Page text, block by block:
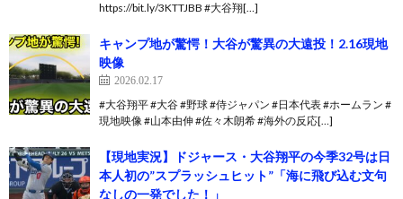
https://bit.ly/3KTTJBB #大谷翔[…]
キャンプ地が驚愕！大谷が驚異の大遠投！2.16現地
映像
2026.02.17
#大谷翔平 #大谷 #野球 #侍ジャパン #日本代表 #ホームラン #
現地映像 #山本由伸 #佐々木朗希 #海外の反応[…]
【現地実況】ドジャース・大谷翔平の今季32号は日
本人初の”スプラッシュヒット”「海に飛び込む文句
なしの一発でした！」